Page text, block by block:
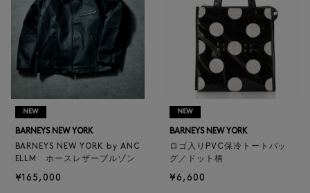
NEW
BARNEYS NEW YORK
BARNEYS NEW YORK by ANC
ELLM ホースレザーブルゾン
¥165,000
NEW
BARNEYS NEW YORK
ロゴ入りPVC保冷トートバッ
グ／ドット柄
¥6,600